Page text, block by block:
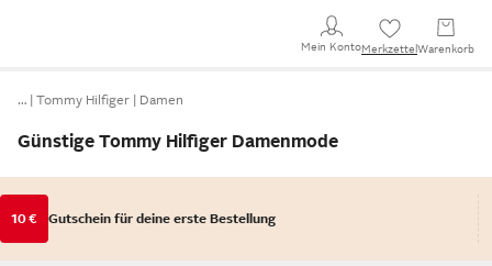
Mein KontoMerkzettel Warenkorb
… Tommy Hilfiger Damen
Günstige Tommy Hilfiger Damenmode
10 € Gutschein für deine erste Bestellung